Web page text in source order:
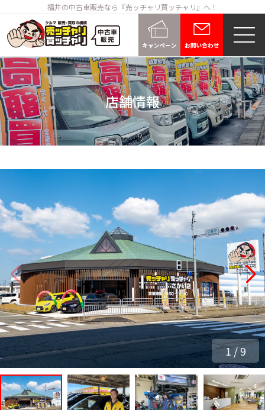
福井の中古車販売なら『売ッチャリ買ッチャリ』へ！
店舗情報
1/9